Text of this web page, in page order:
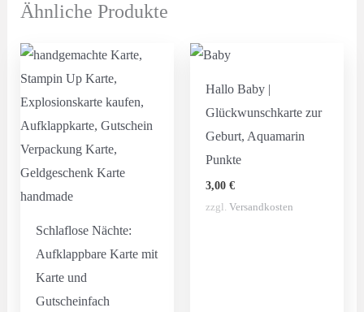
Ähnliche Produkte
Schlaflose Nächte:
Aufklappbare Karte mit
Karte und
Gutscheinfach
Hallo Baby |
Glückwunschkarte zur
Geburt, Aquamarin
Punkte
3,00€
zzgl.Versandkosten